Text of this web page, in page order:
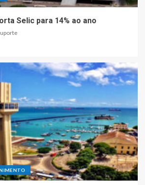
Selic para 14% ao ano